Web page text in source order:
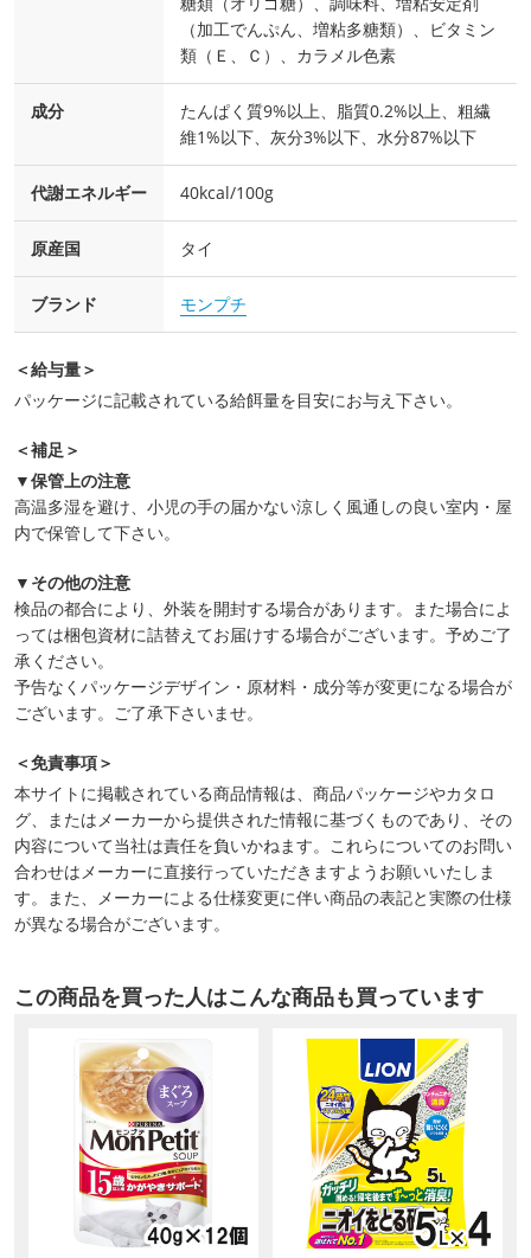
（加工でんぷん、増粘多糖類）、ビタミン
類（Ｅ、Ｃ）、カラメル色素
成分
たんぱく質9%以上、脂質0.2%以上、粗繊
維1%以下、灰分3%以下、水分87%以下
代謝エネルギー 40kcal/100g
原産国 タイ
ブランド モンプチ
＜給与量＞
パッケージに記載されている給餌量を目安にお与え下さい。
＜補足＞
▼保管上の注意
高温多湿を避け、小児の手の届かない涼しく風通しの良い室内・屋
内で保管して下さい。
▼その他の注意
検品の都合により、外装を開封する場合があります。また場合によ
っては梱包資材に詰替えてお届けする場合がございます。予めご了
承ください。
予告なくパッケージデザイン・原材料・成分等が変更になる場合が
ございます。ご了承下さいませ。
＜免責事項＞
本サイトに掲載されている商品情報は、商品パッケージやカタロ
グ、またはメーカーから提供された情報に基づくものであり、その
内容について当社は責任を負いかねます。これらについてのお問い
合わせはメーカーに直接行っていただきますようお願いいたしま
す。また、メーカーによる仕様変更に伴い商品の表記と実際の仕様
が異なる場合がございます。
この商品を買った人はこんな商品も買っています